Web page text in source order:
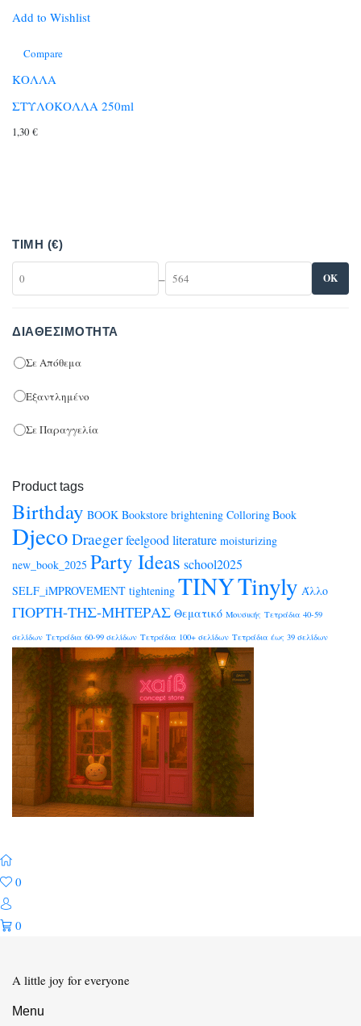
Add to Wishlist
Compare
ΚΟΛΛΑ
ΣΤΥΛΟΚΟΛΛΑ 250ml
1,30 €
ΤΙΜΉ (€)
– OK
ΔΙΑΘΕΣΙΜΌΤΗΤΑ
Σε Απόθεμα
Εξαντλημένο
Σε Παραγγελία
Product tags
Birthday BOOK Bookstore brightening Colloring Book
Djeco Draegerfeelgoodliterature moisturizing
new_book_2025 Party Ideas school2025
SELF_iMPROVEMENT tightening TINYTinyly Άλλο
ΓΙΟΡΤΗ-ΤΗΣ-ΜΗΤΕΡΑΣ Θεματικό Μουσικής Τετράδια 40-59
σελίδων Τετράδια 60-99 σελίδων Τετράδια 100+ σελίδων Τετράδια έως 39 σελίδων
0
0
A little joy for everyone
Menu